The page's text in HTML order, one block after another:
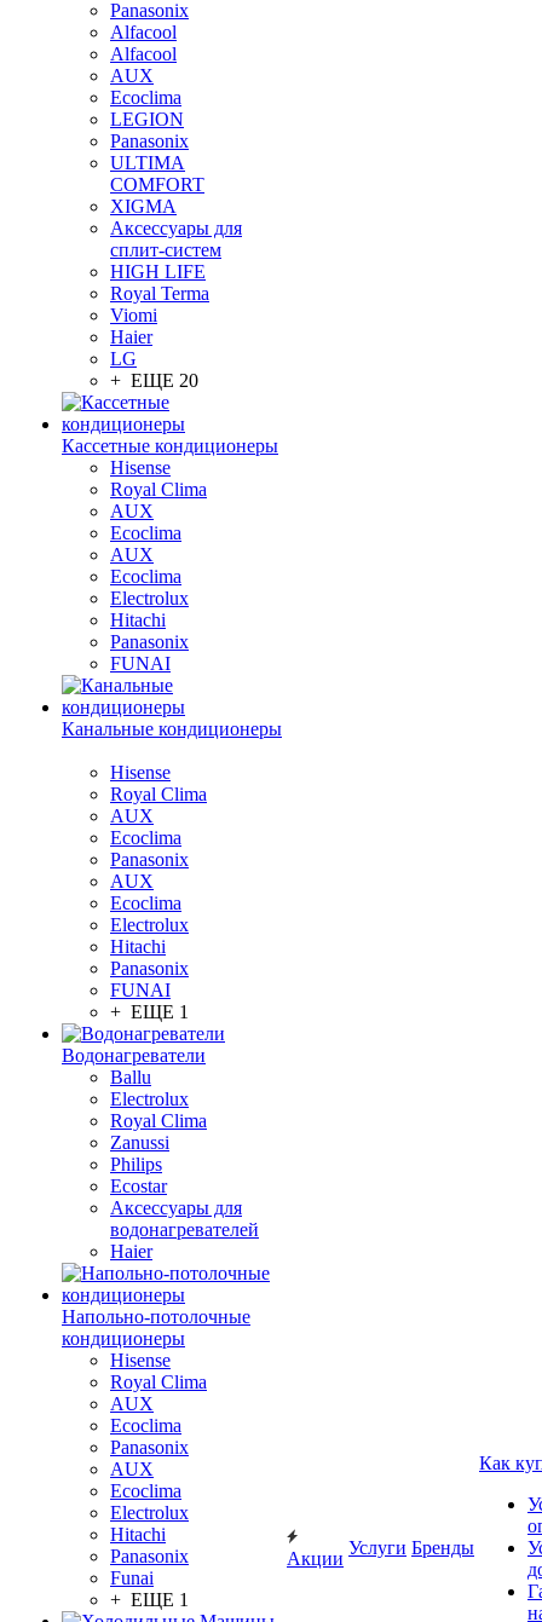
Panasonix
Alfacool
Alfacool
AUX
Ecoclima
LEGION
Panasonix
ULTIMA
COMFORT
XIGMA
Аксессуары для
сплит-систем
HIGH LIFE
Royal Terma
Viomi
Haier
LG
+ ЕЩЕ 20
Кассетные кондиционеры
Hisense
Royal Clima
AUX
Ecoclima
AUX
Ecoclima
Electrolux
Hitachi
Panasonix
FUNAI
Канальные кондиционеры
Hisense
Royal Clima
AUX
Ecoclima
Panasonix
AUX
Ecoclima
Electrolux
Hitachi
Panasonix
FUNAI
+ ЕЩЕ 1
Водонагреватели
Ballu
Electrolux
Royal Clima
Zanussi
Philips
Ecostar
Аксессуары для
водонагревателей
Haier
Напольно-потолочные
кондиционеры
Hisense
Royal Clima
AUX
Ecoclima
Panasonix
AUX
Ecoclima
Electrolux
Hitachi
Panasonix
Funai
+ ЕЩЕ 1
Акции
Услуги Бренды
Как